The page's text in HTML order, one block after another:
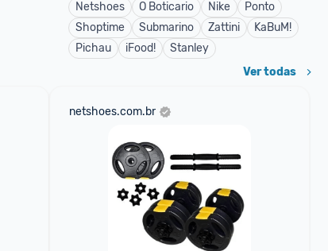
Netshoes
O Boticario Nike
Ponto
Shoptime
Submarino Zattini
KaBuM!
Pichau
iFood! Stanley
Ver todas
netshoes.com.br